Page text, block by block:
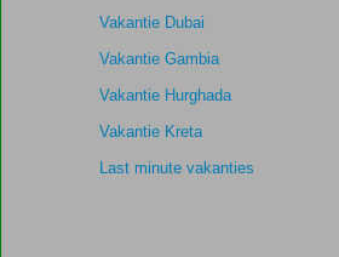
Vakantie Dubai
Vakantie Gambia
Vakantie Hurghada
Vakantie Kreta
Last minute vakanties